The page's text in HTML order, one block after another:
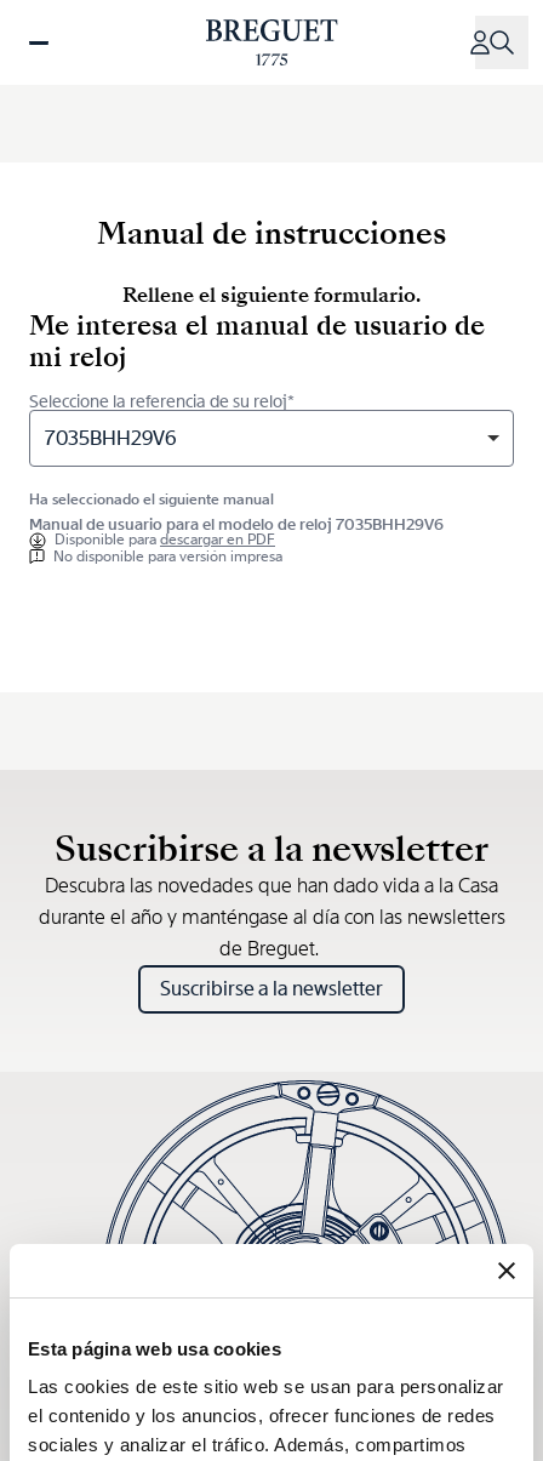
Esta página web usa cookies
Las cookies de este sitio web se usan para personalizar
el contenido y los anuncios, ofrecer funciones de redes
sociales y analizar el tráfico. Además, compartimos
Manual de instrucciones
Rellene el siguiente formulario.
Me interesa el manual de usuario de
mi reloj
Seleccione la referencia de su reloj*
7035BHH29V6
Ha seleccionado el siguiente manual
Manual de usuario para el modelo de reloj 7035BHH29V6
Disponible paradescargar en PDF
No disponible para versión impresa
Suscribirse a la newsletter
Descubra las novedades que han dado vida a la Casa
durante el año y manténgase al día con las newsletters
de Breguet.
Suscribirse a la newsletter